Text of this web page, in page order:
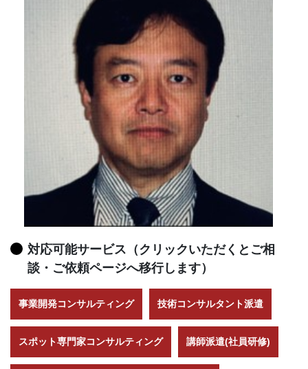
対応可能サービス（クリックいただくとご相
談・ご依頼ページへ移行します）
事業開発コンサルティング 技術コンサルタント派遣
スポット専門家コンサルティング 講師派遣(社員研修)